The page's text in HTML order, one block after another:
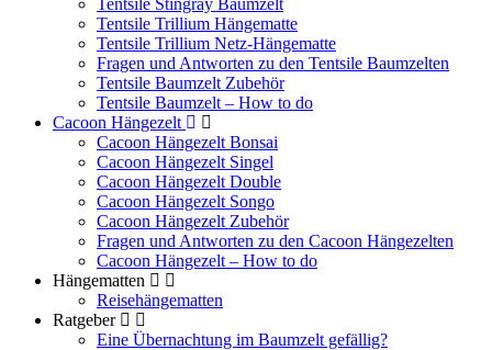
Tentsile Stingray Baumzelt
Tentsile Trillium Hängematte
Tentsile Trillium Netz-Hängematte
Fragen und Antworten zu den Tentsile Baumzelten
Tentsile Baumzelt Zubehör
Tentsile Baumzelt – How to do
Cacoon Hängezelt
Cacoon Hängezelt Bonsai
Cacoon Hängezelt Singel
Cacoon Hängezelt Double
Cacoon Hängezelt Songo
Cacoon Hängezelt Zubehör
Fragen und Antworten zu den Cacoon Hängezelten
Cacoon Hängezelt – How to do
Hängematten
Reisehängematten
Ratgeber
Eine Übernachtung im Baumzelt gefällig?